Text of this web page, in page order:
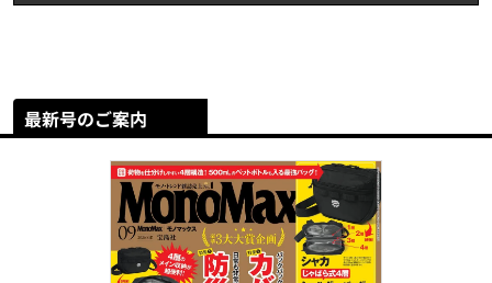
最新号のご案内